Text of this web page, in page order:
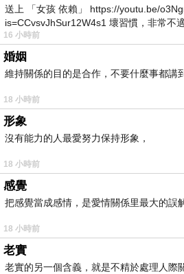
送上 「女孩 依賴」 https://youtu.be/
is=CCvsvJhSur12W4s1 壞習慣，非常不
我害怕的
16 小時前
婚姻
維持關係的目的是合作，不要什麼事都講
18 小時前
形象
沒有能力的人最愛努力保持形象，
18 小時前
感覺
把感覺當成感情，是愛情關係里最大的誤解
18 小時前
老實
老實的另一個含義，就是不精於處理人際